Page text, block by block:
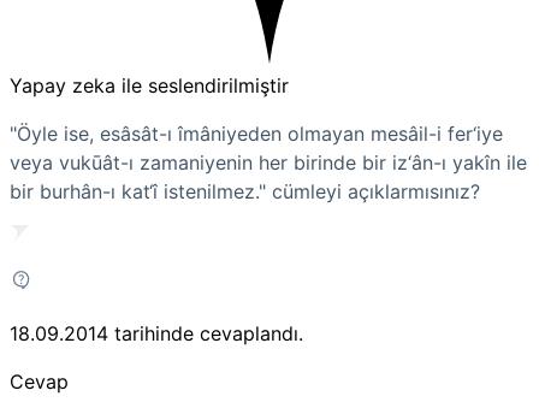
Yapay zeka ile seslendirilmiştir
"Öyle ise, esâsât-ı îmâniyeden olmayan mesâil-i fer‘iye
veya vukūât-ı zamaniyenin her birinde bir iz‘ân-ı yakîn ile
bir burhân-ı kat‘î istenilmez." cümleyi açıklarmısınız?
18.09.2014 tarihinde cevaplandı.
Cevap